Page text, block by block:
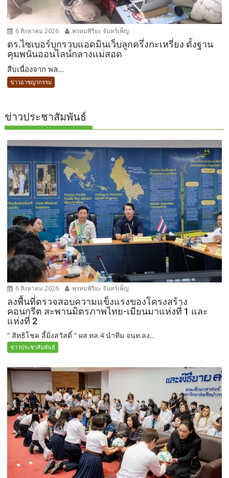
6 สิงหาคม 2026 พรหมพิริยะ จันทร์เพ็ญ
ตร.ไซเบอร์บุกรวบแอดมินเว็บลูกครึ่งกะเหรี่ยง ตั้งฐาน
คุมพนันออนไลน์กลางแม่สอด
สืบเนื่องจาก พล....
ข่าวอาชญากรรม
ข่าวประชาสัมพันธ์
6 สิงหาคม 2026 พรหมพิริยะ จันทร์เพ็ญ
ลงพื้นที่ตรวจสอบความแข็งแรงของโครงสร้าง
คอนกรีต สะพานมิตรภาพไทย-เมียนมาแห่งที่ 1 และ
แห่งที่ 2
“ สิทธิโชค ลี้มิ่งสวัสดิ์ “ ผส.ทล.4 นำทีม จนท.ลง...
ข่าวประชาสัมพันธ์